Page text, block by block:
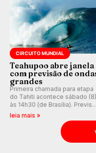
CIRCUITO MUNDIAL
Teahupoo abre janela
com previsão de
grandes
Primeira chamada para etapa
do Tahiti acontece sábado (8)
às 14h30 (de Brasília).
indica swell consistente.
Medina embarca para evento
WSL divulga baterias, com
Kelly Slater convidado.
leia mais »